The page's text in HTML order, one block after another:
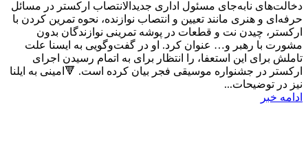
دخالت‌های نابه‌جای مسئول اداری جدیدالانتصاب ارکستر در مسائل
حرفه‌ای و هنری مانند تعیین و انتصاب نوازنده، نحوه تمرین کردن با
ارکستر، چیدن نت و قطعات در پوشه تمرینی نوازندگان بدون
مشورت با رهبر و… عنوان کرد. او در گفت‌وگویی به ایسنا علت
تاملش برای این استعفا، را انتظار برای به اتمام رسیدن اجرای
ارکستر در جشنواره موسیقی فجر بیان کرده است. 🔻امینی به ایلنا
نیز در توضیحات...
ادامه خبر